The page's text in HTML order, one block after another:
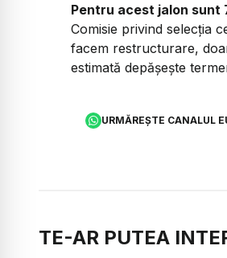
Pentru acest jalon sunt
Comisie privind selecția
facem restructurare,
estimată depășește
URMĂREȘTE CANALUL
TE-AR PUTEA